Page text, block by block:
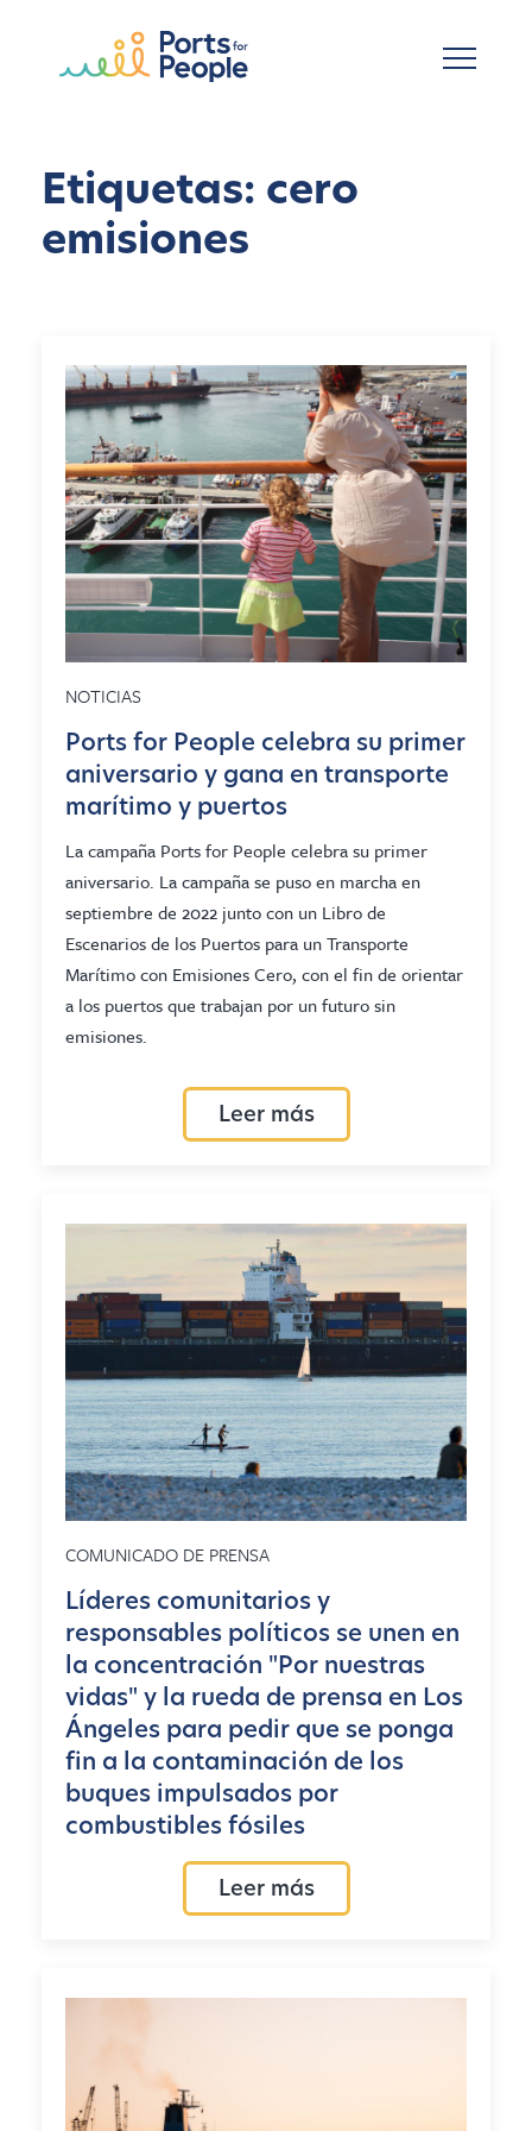
Etiquetas: cero
emisiones
NOTICIAS
Ports for People celebra su primer
aniversario y gana en transporte
marítimo y puertos
La campaña Ports for People celebra su primer
aniversario. La campaña se puso en marcha en
septiembre de 2022 junto con un Libro de
Escenarios de los Puertos para un Transporte
Marítimo con Emisiones Cero, con el fin de orientar
a los puertos que trabajan por un futuro sin
emisiones.
Leer más
COMUNICADO DE PRENSA
Líderes comunitarios y
responsables políticos se unen en
la concentración "Por nuestras
vidas" y la rueda de prensa en Los
Ángeles para pedir que se ponga
fin a la contaminación de los
buques impulsados por
combustibles fósiles
Leer más